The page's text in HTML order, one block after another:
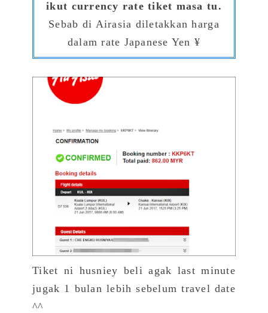
ikut currency rate tiket masa tu.
Sebab di Airasia diletakkan harga
dalam rate Japanese Yen ¥
Tiket ni husniey beli agak last minute
jugak 1 bulan lebih sebelum travel date
^^